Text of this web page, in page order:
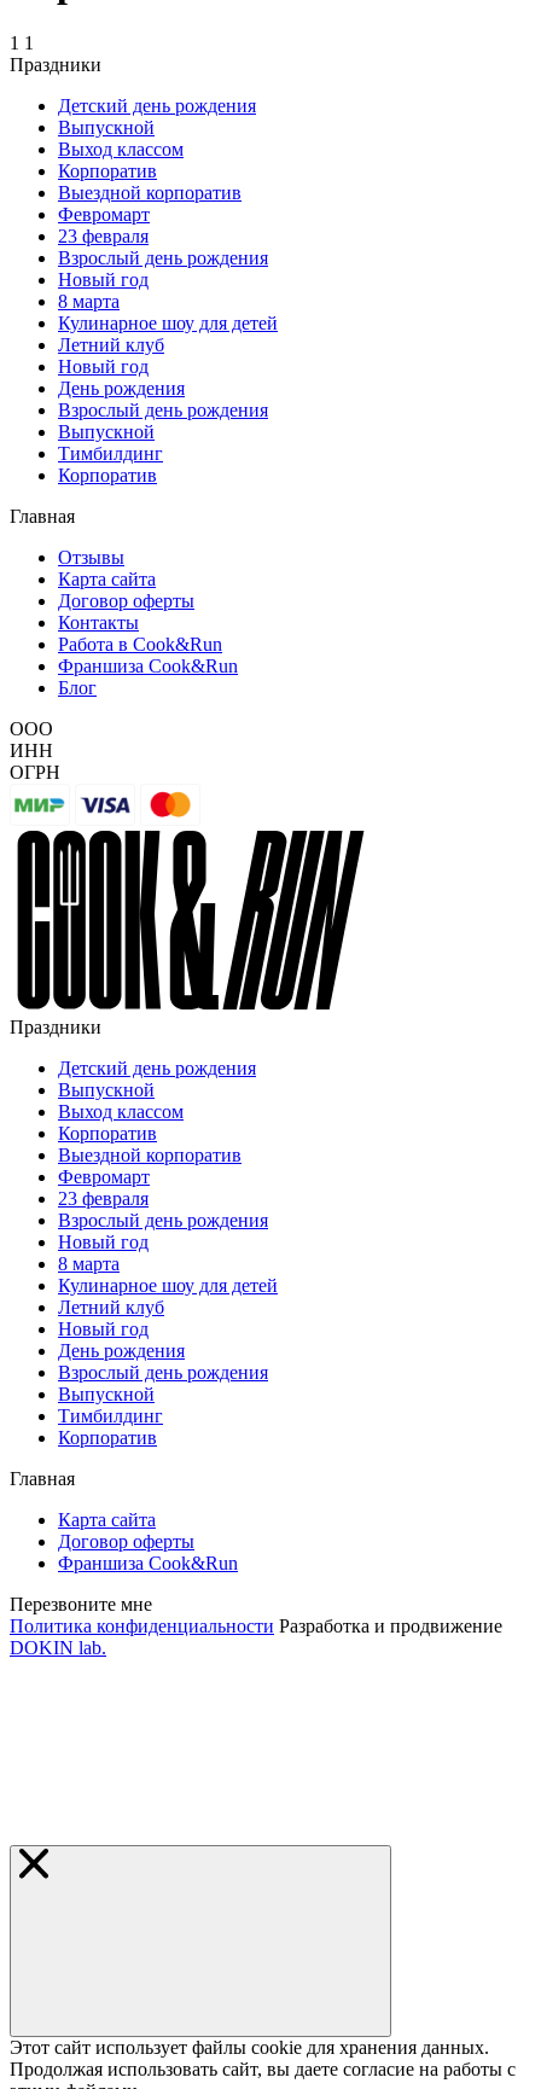
1 1
Праздники
Детский день рождения
Выпускной
Выход классом
Корпоратив
Выездной корпоратив
Февромарт
23 февраля
Взрослый день рождения
Новый год
8 марта
Кулинарное шоу для детей
Летний клуб
Новый год
День рождения
Взрослый день рождения
Выпускной
Тимбилдинг
Корпоратив
Главная
Отзывы
Карта сайта
Договор оферты
Контакты
Работа в Cook&Run
Франшиза Cook&Run
Блог
ООО
ИНН
ОГРН
Праздники
Детский день рождения
Выпускной
Выход классом
Корпоратив
Выездной корпоратив
Февромарт
23 февраля
Взрослый день рождения
Новый год
8 марта
Кулинарное шоу для детей
Летний клуб
Новый год
День рождения
Взрослый день рождения
Выпускной
Тимбилдинг
Корпоратив
Главная
Карта сайта
Договор оферты
Франшиза Cook&Run
Перезвоните мне
Политика конфиденциальности Разработка и продвижение
DOKIN lab.
Этот сайт использует файлы cookie для хранения данных.
Продолжая использовать сайт, вы даете согласие на работы с